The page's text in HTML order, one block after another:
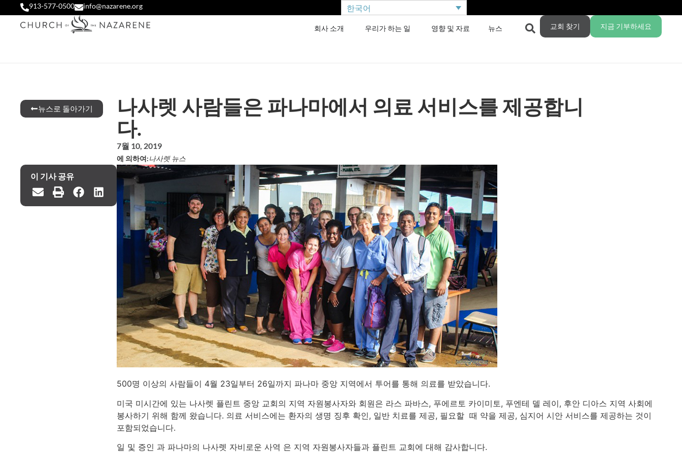
913-577-0500 info@nazarene.org 한국어
회사 소개 우리가 하는 일 영향 및 자료 뉴스 교회 찾기 지금 기부하세요
뉴스로 돌아가기
나사렛 사람들은 파나마에서 의료 서비스를 제공합니
다.
7월 10, 2019
에 의하여:나사렛 뉴스
이 기사 공유
500명 이상의 사람들이 4월 23일부터 26일까지 파나마 중앙 지역에서 투어를 통해 의료를 받았습니다.
미국 미시간에 있는 나사렛 플린트 중앙 교회의 지역 자원봉사자와 회원은 라스 파바스, 푸에르토 카이미토, 푸엔테 델 레이, 후안 디아스 지역 사회에
봉사하기 위해 함께 왔습니다. 의료 서비스에는 환자의 생명 징후 확인, 일반 치료를 제공, 필요할 때 약을 제공, 심지어 시안 서비스를 제공하는 것이
포함되었습니다.
일 및 증인 과 파나마의 나사렛 자비로운 사역 은 지역 자원봉사자들과 플린트 교회에 대해 감사합니다.